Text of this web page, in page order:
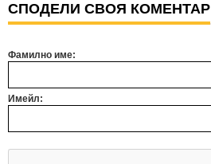
СПОДЕЛИ СВОЯ КОМЕНТАР
Фамилно име:
Имейл: